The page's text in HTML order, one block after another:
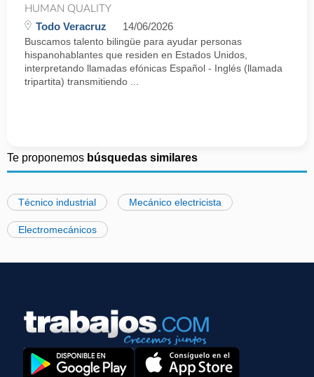
HUMAN QUALITY
Todo Veracruz 14/06/2026
Buscamos talento bilingüe para ayudar personas
hispanohablantes que residen en Estados Unidos,
interpretando llamadas efónicas Español - Inglés (llamada
tripartita) transmitiendo ...
Te proponemos búsquedas similares
Técnico industrial Mecánico electricista
Electromecánicos